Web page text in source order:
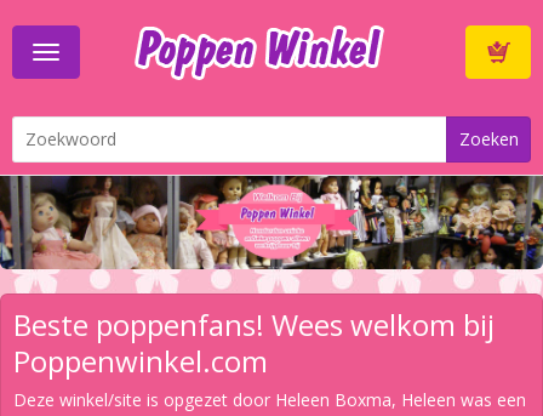
Toggle
navigation
Beste poppenfans! Wees welkom bij
Poppenwinkel.com
Deze winkel/site is opgezet door Heleen Boxma, Heleen was een